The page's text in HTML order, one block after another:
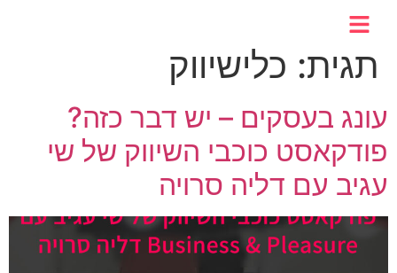
תגית: כלישיווק
עונג בעסקים – יש דבר כזה?
פודקאסט כוכבי השיווק של שי
עגיב עם דליה סרויה